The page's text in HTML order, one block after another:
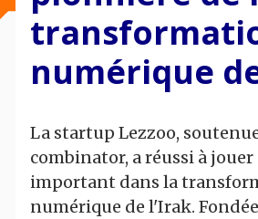
numérique
La startup Lezzoo,
combinator, a réussi à
important dans la
numérique de l'Irak.